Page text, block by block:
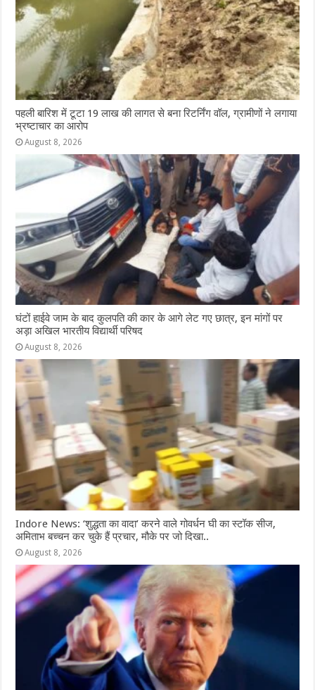
पहली बारिश में टूटा 19 लाख की लागत से बना रिटर्निंग वॉल, ग्रामीणों ने लगाया
भ्रष्टाचार का आरोप
August 8, 2026
घंटों हाईवे जाम के बाद कुलपति की कार के आगे लेट गए छात्र, इन मांगों पर
अड़ा अखिल भारतीय विद्यार्थी परिषद
August 8, 2026
Indore News: ‘शुद्धता का वादा’ करने वाले गोवर्धन घी का स्टॉक सीज,
अमिताभ बच्चन कर चुके हैं प्रचार, मौके पर जो दिखा..
August 8, 2026